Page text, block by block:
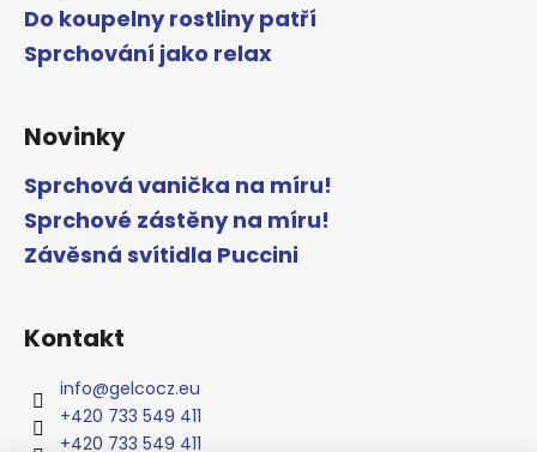
Do koupelny rostliny patří
Sprchování jako relax
Novinky
Sprchová vanička na míru!
Sprchové zástěny na míru!
Závěsná svítidla Puccini
Kontakt
info@gelcocz.eu
+420 733 549 411
+420 733 549 411